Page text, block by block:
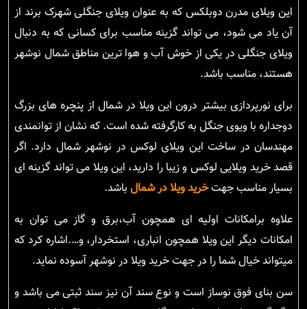
این ویلای مدرن دوبلکس که به عنوان ویلای جنگلی شهرک برند از
آن یاد می شود، می تواند گزینه مناسب برای کسانی که به دنبال
ویلای جنگلی در یکی از خوش آب و هوا ترین مناطق شمال نوشهر
هستند، مناسب باشد.
برای نورپردازی بیشتر درون این ویلا در شمال از پنچره های بزرگ
دوجداره با ویوی جنگل به کارگرفته شده است. که نشان از توانمندی
مهندسان در ساخت این ویلای لوکس در نوشهر شمال دارد. اگر
قصد خرید ویلایی لوکس و زیبا را دارید، این ویلا می تواند گزینه ای
بسیار مناسب جهتخرید ویلا در شمال باشد.
علاوه برامکانات اولیه ای همچون آب،برق و گاز می توان به
امکانات دیگر این ویلا همچون انباری، استخردار، و….اشاره کرد که
میتواند خیال شما را در جهت خرید ویلا در نوشهر آسوده نماید.
سن بنای فوق نوساز است و نوع سند آن نیز سند ثبتی می باشد و